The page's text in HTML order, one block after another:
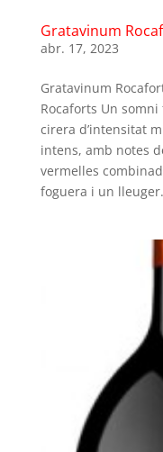
Gratavinum
abr. 17, 2023
Gratavinum
Rocaforts Un
cirera d’intensitat
intens, amb notes
vermelles
foguera i un